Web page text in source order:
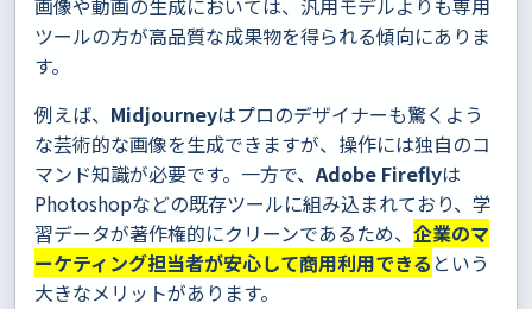
画像や動画の生成においては、汎用モデルよりも専用
ツールの方が高品質な成果物を得られる傾向にありま
す。
例えば、 Midjourneyはプロのデザイナーも驚くよう
な芸術的な画像を生成できますが、操作には独自のコ
マンド知識が必要です。一方で、Adobe Fireflyは
Photoshopなどの既存ツールに組み込まれており、学
習データが著作権的にクリーンであるため、 企業のマ
ーケティング担当者が安心して商用利用できる という
大きなメリットがあります。